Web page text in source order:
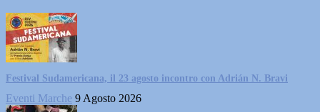
Festival Sudamericana, il 23 agosto incontro con Adrián N. Bravi
Eventi Marche 9 Agosto 2026